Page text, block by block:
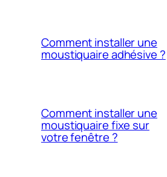
Comment installer une
moustiquaire adhésive ?
Comment installer une
moustiquaire fixe sur
votre fenêtre ?